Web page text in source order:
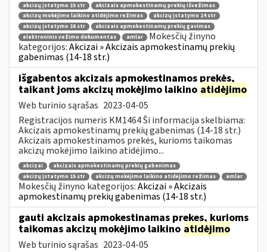
akcizų įstatymo 15 str
akcizais apmokestinamų prekių išvežimas
akcizų mokėjimo laikino atidėjimo režimas
akcizų įstatymo 14 str
akcizų įstatymo 16 str
akcizais apmokestinamų prekių gavimas
elektroninis vežimo dokumentas
amlar
Mokesčių žinyno
kategorijos:Akcizai » Akcizais apmokestinamų prekių
gabenimas (14-18 str.)
išgabentos akcizais apmokestinamos prekės,
taikant joms akcizų mokėjimo laikino atidėjimo
Web turinio sąrašas 2023-04-05
Registracijos numeris KM1464 Ši informacija skelbiama:
Akcizais apmokestinamų prekių gabenimas (14-18 str.)
Akcizais apmokestinamos prekės, kurioms taikomas
akcizų mokėjimo laikino atidėjimo...
akcizai
akcizais apmokestinamų prekių gabenimas
akcizų įstatymo 15 str
akcizų mokėjimo laikino atidėjimo režimas amlar
Mokesčių žinyno kategorijos:Akcizai » Akcizais
apmokestinamų prekių gabenimas (14-18 str.)
gauti akcizais apmokestinamas prekes, kurioms
taikomas akcizų mokėjimo laikino atidėjimo
Web turinio sąrašas 2023-04-05